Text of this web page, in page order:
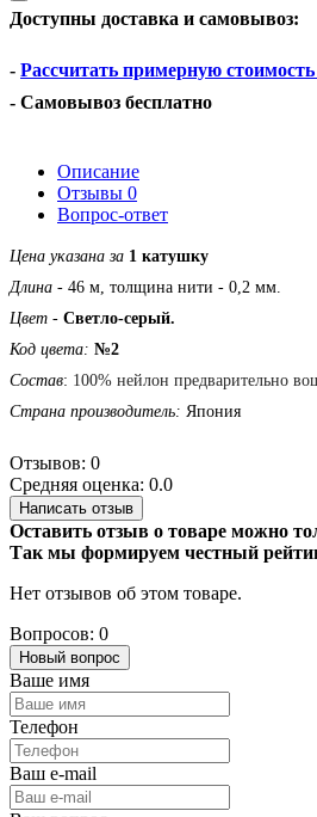
Доступны доставка и самовывоз:
- Рассчитать примерную
- Самовывоз бесплатно
Описание
Отзывы 0
Вопрос-ответ
Цена указана за 1 катушку
Длина - 46 м, толщина нити - 0,2 мм.
Цвет - Светло-серый.
Код цвета: №2
Состав: 100% нейлон предварительно
Страна производитель: Япония
Отзывов: 0
Средняя оценка: 0.0
Написать отзыв
Оставить отзыв о товаре можно
Так мы формируем честный
Нет отзывов об этом товаре.
Вопросов: 0
Новый вопрос
Ваше имя
Телефон
Ваш e-mail